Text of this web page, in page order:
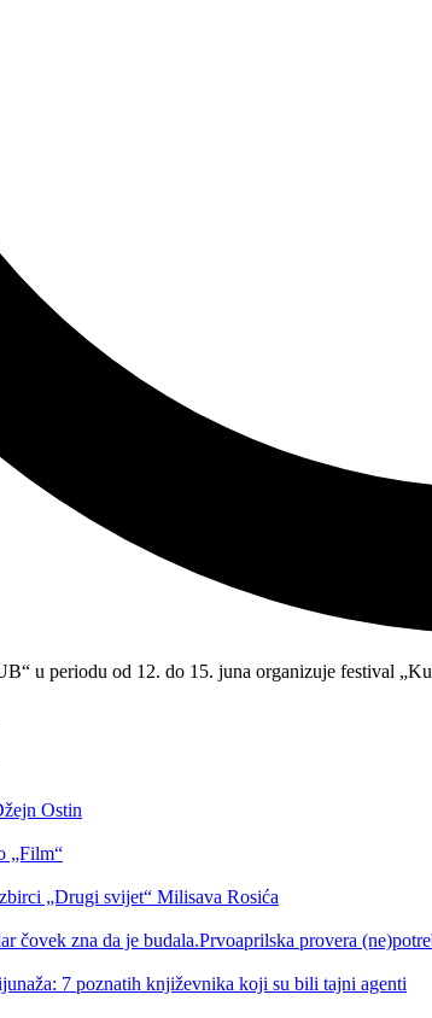
u periodu od 12. do 15. juna organizuje festival
Ostin
„Film“
„Drugi svijet“ Milisava Rosića
Prvoaprilska provera
7 poznatih književnika koji su bili tajni agenti